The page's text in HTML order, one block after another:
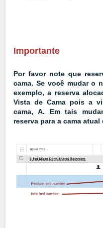
Importante
Por favor note que
cama. Se você mudar o
exemplo, a reserva
Vista de Cama pois a
cama, A. Em tais
reserva para a cama